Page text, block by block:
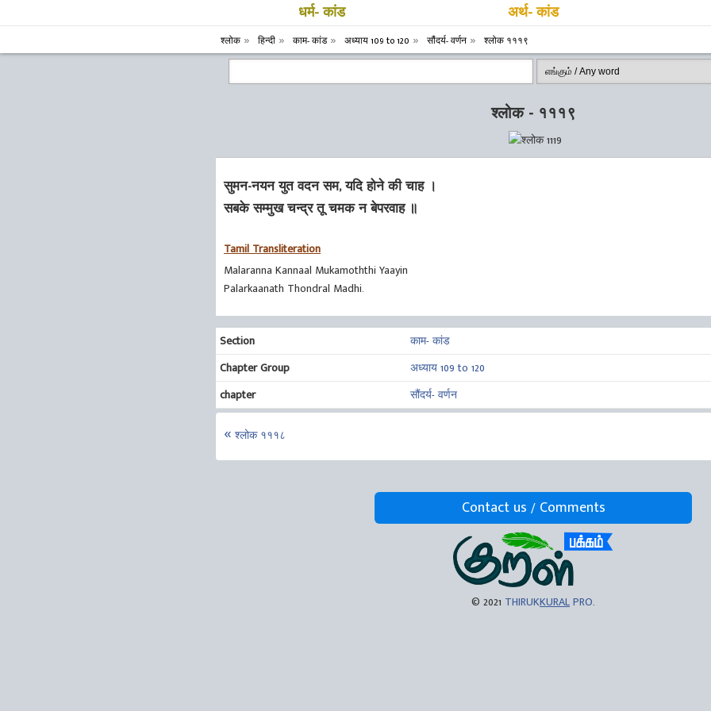
धर्म- कांड अर्थ- कांड
श्लोक हिन्दी काम- कांड अध्याय 109 to 120 सौंदर्य- वर्णन श्लोक १११९
श्लोक - १११९
सुमन-नयन युत वदन सम, यदि होने की चाह ।
सबके सम्मुख चन्द्र तू चमक न बेपरवाह ॥
Tamil Transliteration
Malaranna Kannaal Mukamoththi Yaayin
Palarkaanath Thondral Madhi.
Section
काम- कांड
Chapter Group
अध्याय 109 to 120
chapter
सौंदर्य- वर्णन
श्लोक १११८
Contact us / Comments
© 2021 THIRUKKURALPRO.